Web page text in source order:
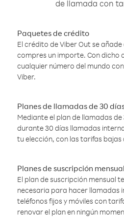
de llamada con
Paquetes de crédito
El crédito de Viber Out se
compres un importe. Con dicho
cualquier número del mundo
Viber.
Planes de llamadas de 30
Mediante el plan de llamadas
durante 30 días llamadas
tu elección, con las tarifas bajas
Planes de suscripción
El plan de suscripción mensual
necesaria para hacer llamadas
teléfonos fijos y móviles con
renovar el plan en ningún